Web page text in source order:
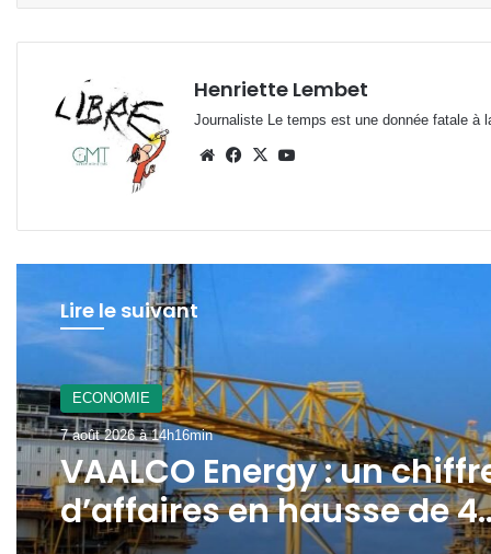
Henriette Lembet
Journaliste Le temps est une donnée fatale à
WebsiteFacebook
X
Lire le suivant
ECONOMIE
7 août 2026 à 14h16min
A La Une
7 août 2026 à 12h21min
Gabon : le gouvernement
mobilisé pour la